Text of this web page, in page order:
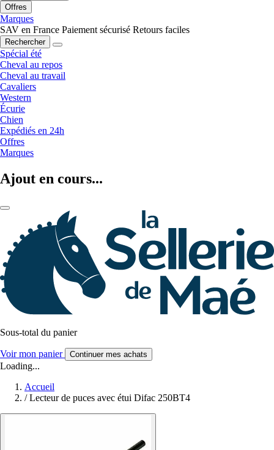
Offres
Marques
SAV en France Paiement sécurisé Retours faciles
Rechercher
Spécial été
Cheval au repos
Cheval au travail
Cavaliers
Western
Écurie
Chien
Expédiés en 24h
Offres
Marques
Ajout en cours...
Sous-total du panier
Voir mon panier Continuer mes achats
Loading...
Accueil
/ Lecteur de puces avec étui Difac 250BT4